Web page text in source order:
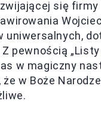
się firmy
uniwersalnych,
pewnością „Listy
w magiczny
że w Boże